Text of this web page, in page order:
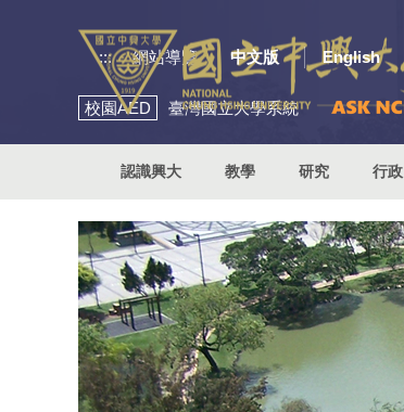
::: 網站導覽 中文版 English
校園AED 臺灣國立大學系統
認識興大 教學 研究 行政